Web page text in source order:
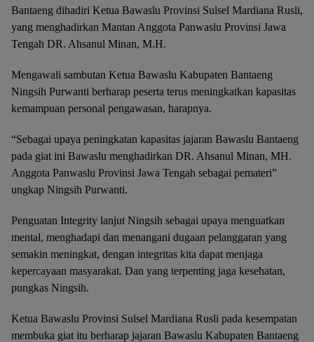
Bantaeng dihadiri Ketua Bawaslu Provinsi Sulsel Mardiana Rusli,
yang menghadirkan Mantan Anggota Panwaslu Provinsi Jawa
Tengah DR. Ahsanul Minan, M.H.
Mengawali sambutan Ketua Bawaslu Kabupaten Bantaeng
Ningsih Purwanti berharap peserta terus meningkatkan kapasitas
kemampuan personal pengawasan, harapnya.
“Sebagai upaya peningkatan kapasitas jajaran Bawaslu Bantaeng
pada giat ini Bawaslu menghadirkan DR. Ahsanul Minan, MH.
Anggota Panwaslu Provinsi Jawa Tengah sebagai pemateri”
ungkap Ningsih Purwanti.
Penguatan Integrity lanjut Ningsih sebagai upaya menguatkan
mental, menghadapi dan menangani dugaan pelanggaran yang
semakin meningkat, dengan integritas kita dapat menjaga
kepercayaan masyarakat. Dan yang terpenting jaga kesehatan,
pungkas Ningsih.
Ketua Bawaslu Provinsi Sulsel Mardiana Rusli pada kesempatan
membuka giat itu berharap jajaran Bawaslu Kabupaten Bantaeng